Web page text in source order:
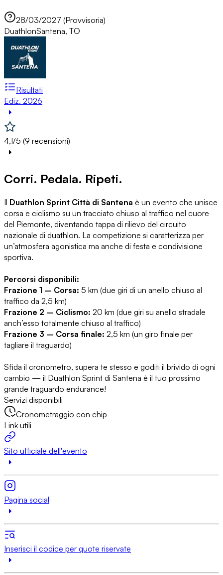
28/03/2027 (Provvisoria)
DuathlonSantena, TO
Risultati
Ediz. 2026
4,1/5 (9 recensioni)
Corri. Pedala. Ripeti.
Il Duathlon Sprint Città di Santena è un evento che unisce
corsa e ciclismo su un tracciato chiuso al traffico nel cuore
del Piemonte, diventando tappa di rilievo del circuito
nazionale di duathlon. La competizione si caratterizza per
un’atmosfera agonistica ma anche di festa e condivisione
sportiva.
Percorsi disponibili:
Frazione 1 – Corsa: 5 km (due giri di un anello chiuso al
traffico da 2,5 km)
Frazione 2 – Ciclismo: 20 km (due giri su anello stradale
anch’esso totalmente chiuso al traffico)
Frazione 3 – Corsa finale: 2,5 km (un giro finale per
tagliare il traguardo)
Sfida il cronometro, supera te stesso e goditi il brivido di ogni
cambio — il Duathlon Sprint di Santena è il tuo prossimo
grande traguardo endurance!
Servizi disponibili
Cronometraggio con chip
Link utili
Sito ufficiale dell'evento
Pagina social
Inserisci il codice per quote riservate